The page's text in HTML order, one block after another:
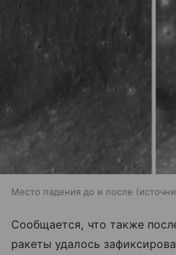
Место падения до и после
Сообщается, что также
ракеты удалось